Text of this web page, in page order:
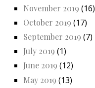
November 2019 (16)
October 2019 (17)
September 2019 (7)
July 2019 (1)
June 2019 (12)
May 2019 (13)